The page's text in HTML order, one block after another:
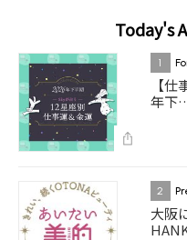
Today's
1
【
年下
2
大阪